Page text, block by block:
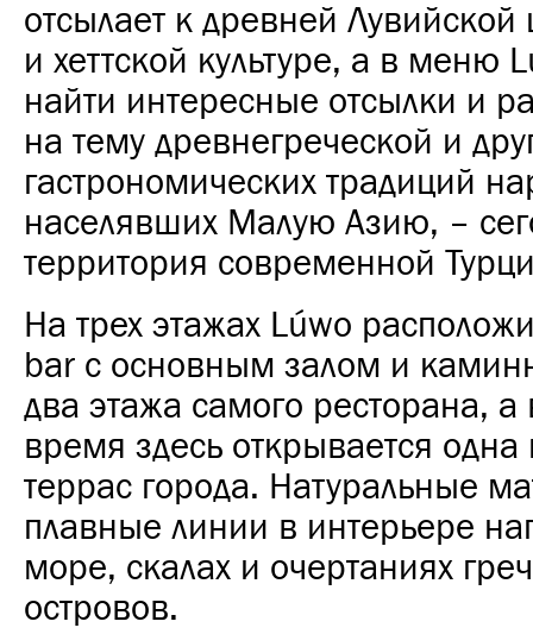
отсылает к древней
и хеттской культуре, а в меню
найти интересные отсылки и
на тему древнегреческой и
гастрономических традиций
населявших Малую Азию, –
территория современной
На трех этажах Lúwo
bar с основным залом и
два этажа самого ресторана, а
время здесь открывается
террас города. Натуральные
плавные линии в интерьере
море, скалах и очертаниях
островов.